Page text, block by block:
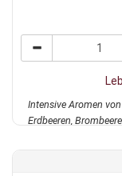
Intensive Aromen
Erdbeeren,